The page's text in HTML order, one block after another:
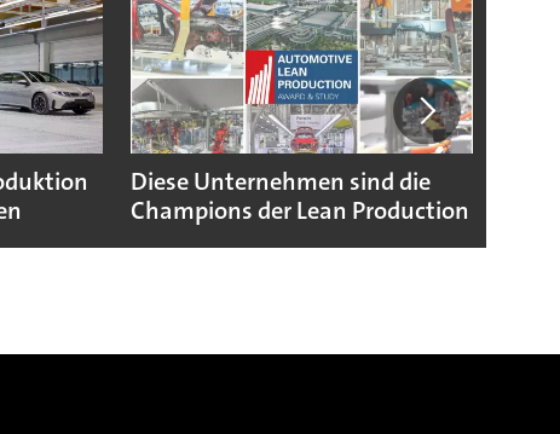
Diese Unternehmen sind die
Champions der Lean Production